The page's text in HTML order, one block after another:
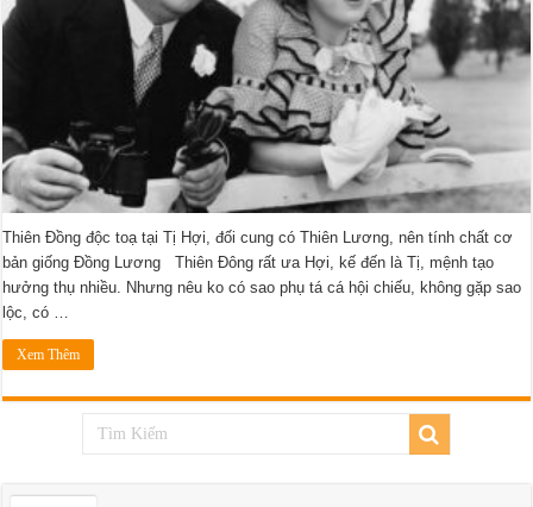
Thiên Đồng độc toạ tại Tị Hợi, đối cung có Thiên Lương, nên tính chất cơ
bản giống Đồng Lương Thiên Đông rất ưa Hợi, kế đến là Tị, mệnh tạo
hưởng thụ nhiều. Nhưng nêu ko có sao phụ tá cá hội chiếu, không gặp sao
lộc, có …
Xem Thêm